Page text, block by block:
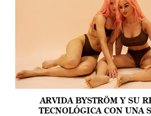
ARVIDA BYSTRÖM Y SU
TECNOLÓGICA CON UNA